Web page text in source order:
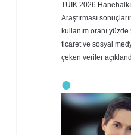
TÜİK 2026
Araştırması
kullanım oranı
ticaret ve sosyal
çeken veriler